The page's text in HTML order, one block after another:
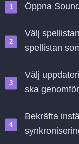
Öppna
Välj
spellistan
Välj
ska
Bekräfta